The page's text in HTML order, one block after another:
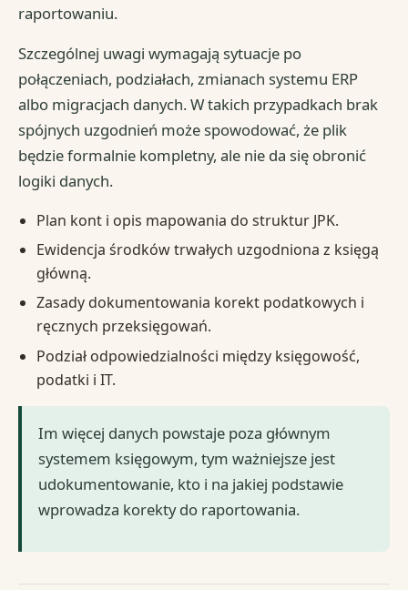
raportowaniu.
Szczególnej uwagi wymagają sytuacje po
połączeniach, podziałach, zmianach systemu ERP
albo migracjach danych. W takich przypadkach brak
spójnych uzgodnień może spowodować, że plik
będzie formalnie kompletny, ale nie da się obronić
logiki danych.
Plan kont i opis mapowania do struktur JPK.
Ewidencja środków trwałych uzgodniona z księgą
główną.
Zasady dokumentowania korekt podatkowych i
ręcznych przeksięgowań.
Podział odpowiedzialności między księgowość,
podatki i IT.
Im więcej danych powstaje poza głównym
systemem księgowym, tym ważniejsze jest
udokumentowanie, kto i na jakiej podstawie
wprowadza korekty do raportowania.